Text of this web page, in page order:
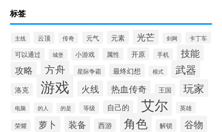
标签
主线 云顶 传奇 元气 元素 光芒 剑网 卡丁车
可以通过 城堡 小游戏 属性 开原 手机 技能
攻略 方舟 星际争霸 最终幻想 模式 武器
洛克 游戏 火线 热血传奇 王国 玩家
电脑 的人 的是 等级 自己的 艾尔 英雄
荣耀 萝卜 装备 西游 角色 解锁 谷物